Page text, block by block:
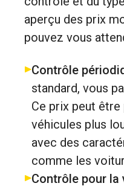
aperçu des prix
pouvez vous
Contrôle
standard, vous
Ce prix peut
véhicules plus
avec des
comme les
Contrôle pour la